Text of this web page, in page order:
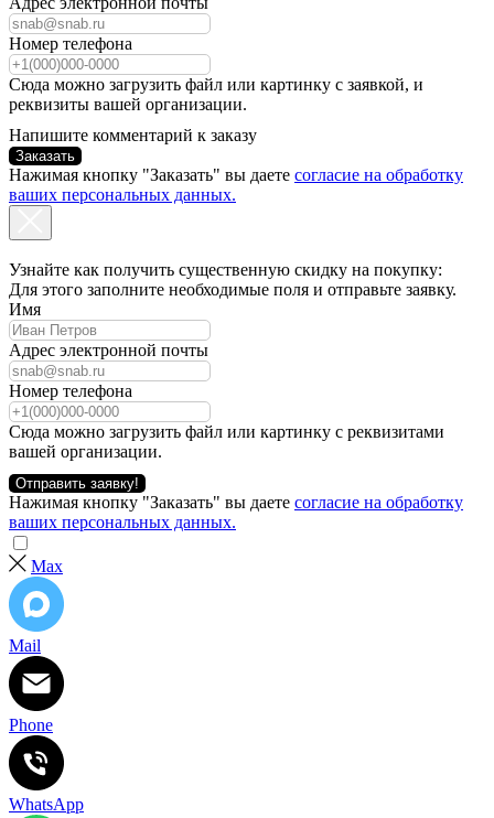
Номер телефона
Сюда можно загрузить файл или картинку с заявкой, и
реквизиты вашей организации.
Напишите комментарий к заказу
Заказать
Нажимая кнопку "Заказать" вы даете согласие на обработку
ваших персональных данных.
Узнайте как получить существенную скидку на покупку:
Для этого заполните необходимые поля и отправьте заявку.
Имя
Адрес электронной почты
Номер телефона
Сюда можно загрузить файл или картинку с реквизитами
вашей организации.
Отправить заявку!
Нажимая кнопку "Заказать" вы даете согласие на обработку
ваших персональных данных.
Max
Mail
Phone
WhatsApp